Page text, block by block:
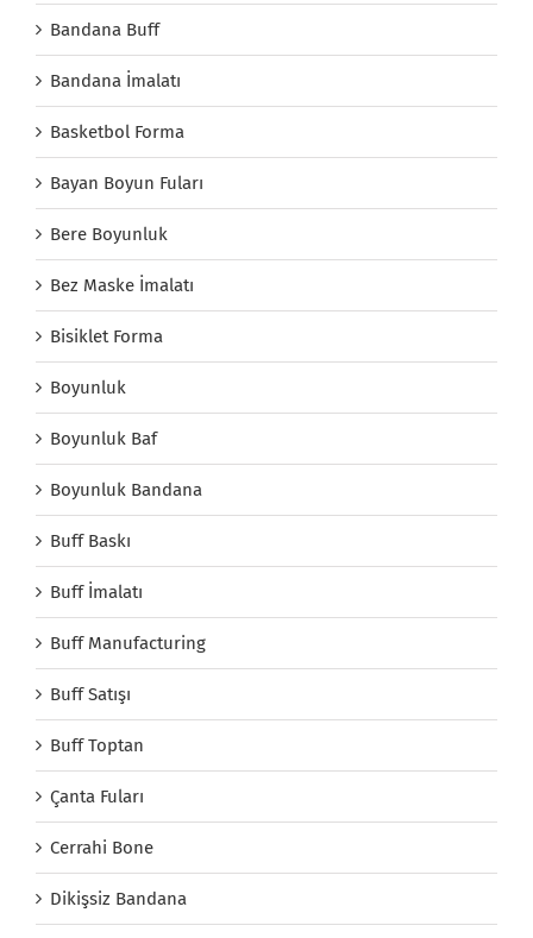
Bandana Buff
Bandana İmalatı
Basketbol Forma
Bayan Boyun Fuları
Bere Boyunluk
Bez Maske İmalatı
Bisiklet Forma
Boyunluk
Boyunluk Baf
Boyunluk Bandana
Buff Baskı
Buff İmalatı
Buff Manufacturing
Buff Satışı
Buff Toptan
Çanta Fuları
Cerrahi Bone
Dikişsiz Bandana